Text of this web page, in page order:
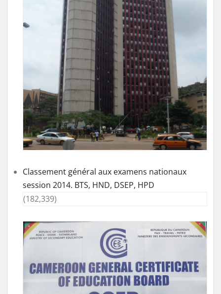
Classement général aux examens nationaux
session 2014. BTS, HND, DSEP, HPD
(182,339)